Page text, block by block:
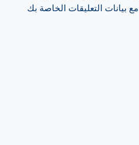
بيانات التعليقات الخاصة بك